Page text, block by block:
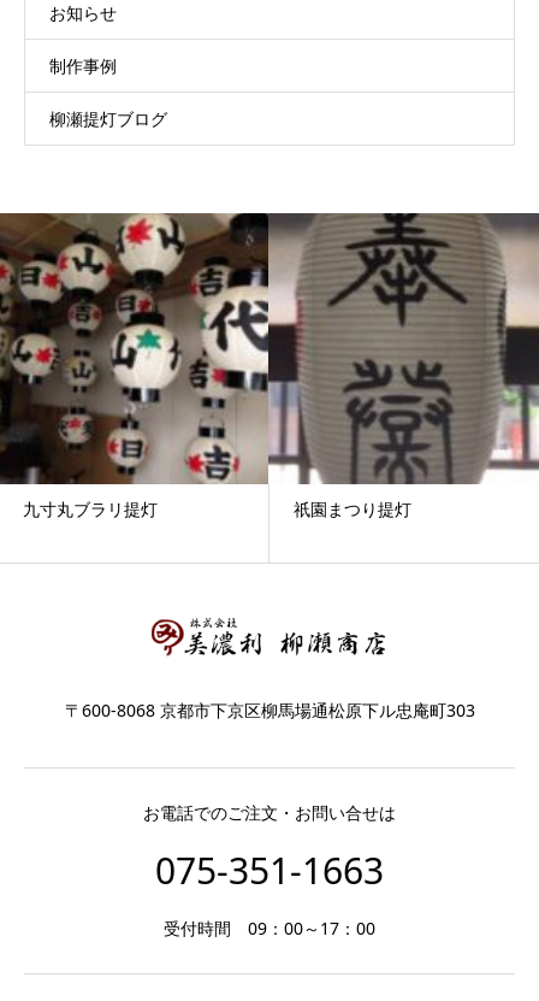
お知らせ
制作事例
柳瀬提灯ブログ
九寸丸ブラリ提灯 祇園まつり提灯
〒600-8068 京都市下京区柳馬場通松原下ル忠庵町303
お電話でのご注文・お問い合せは
075-351-1663
受付時間 09：00～17：00